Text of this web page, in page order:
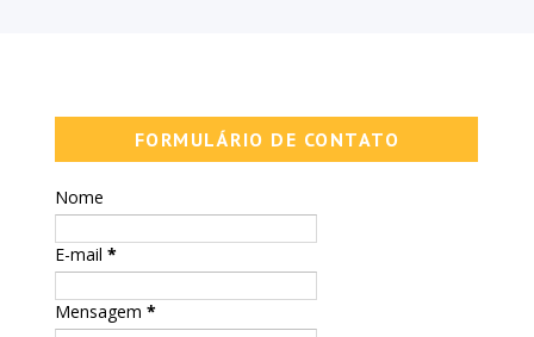
FORMULÁRIO DE CONTATO
Nome
E-mail*
Mensagem*